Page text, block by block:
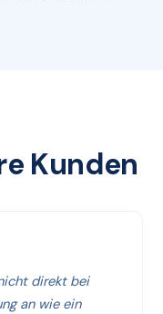
Kunden
direkt bei
an wie ein